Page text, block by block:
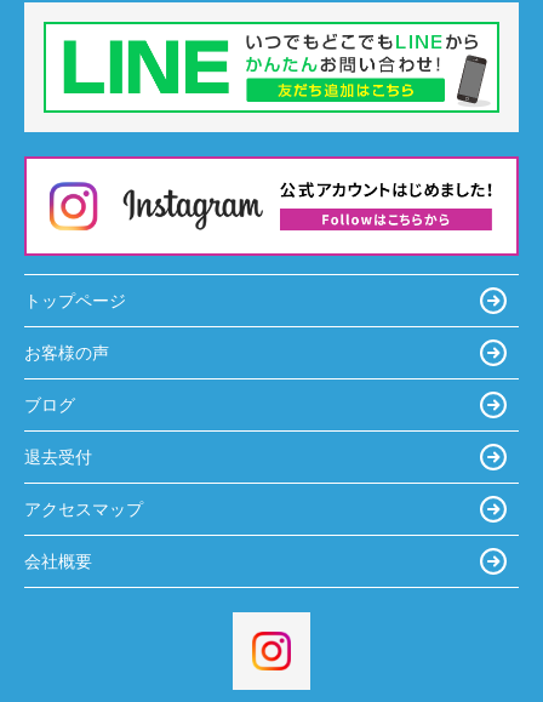
トップページ
お客様の声
ブログ
退去受付
アクセスマップ
会社概要